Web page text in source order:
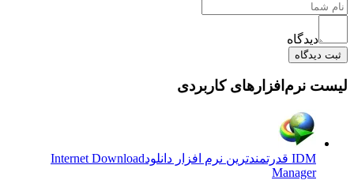
نرم‌افزارهای کاربردی
Internet Download
Manager